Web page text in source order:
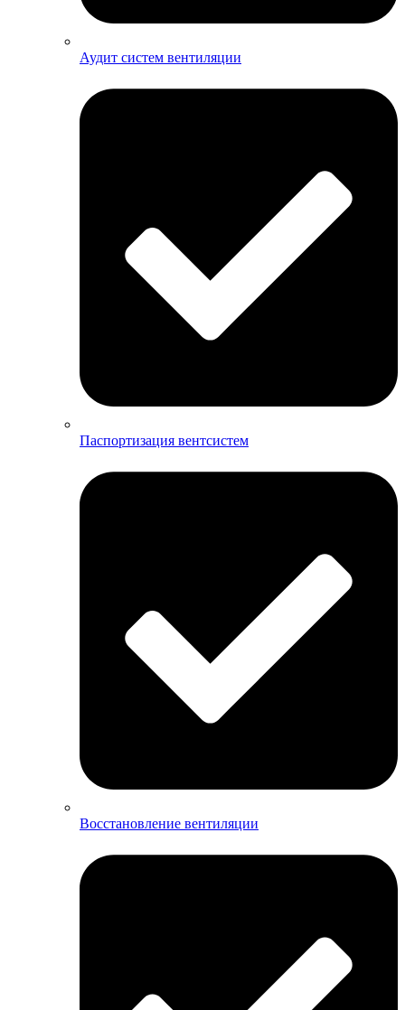
Аудит систем вентиляции
Паспортизация вентсистем
Восстановление вентиляции